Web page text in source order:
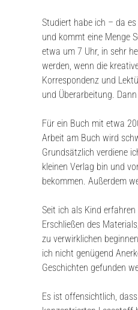
Studiert habe ich – da
und kommt eine Menge
etwa um 7 Uhr, in sehr
werden, wenn die
Korrespondenz und
und Überarbeitung.
Für ein Buch mit etwa
Arbeit am Buch wird
Grundsätzlich verdiene
kleinen Verlag bin und
bekommen. Außerdem
Seit ich als Kind
Erschließen des
zu verwirklichen
ich nicht genügend
Geschichten gefunden
Es ist offensichtlich,